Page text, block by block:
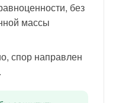
без
массы
спор направлен